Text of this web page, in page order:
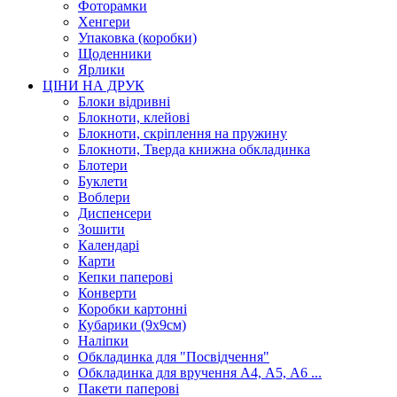
Фоторамки
Хенгери
Упаковка (коробки)
Щоденники
Ярлики
ЦІНИ НА ДРУК
Блоки відривні
Блокноти, клейові
Блокноти, скріплення на пружину
Блокноти, Тверда книжна обкладинка
Блотери
Буклети
Воблери
Диспенсери
Зошити
Календарі
Карти
Кепки паперові
Конверти
Коробки картонні
Кубарики (9х9см)
Наліпки
Обкладинка для "Посвідчення"
Обкладинка для вручення А4, А5, А6 ...
Пакети паперові